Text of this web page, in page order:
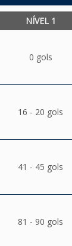
NÍVEL 1
0 gols
16 - 20 gols
41 - 45 gols
81 - 90 gols